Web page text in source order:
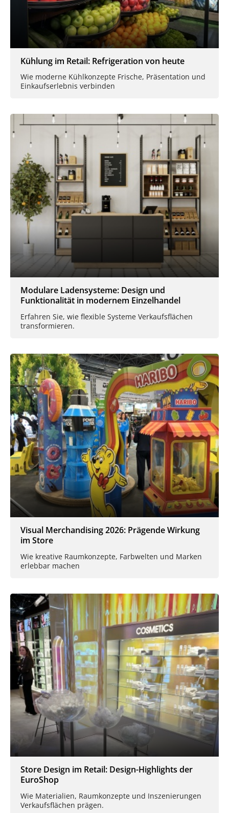
Kühlung im Retail: Refrigeration von heute
Wie moderne Kühlkonzepte Frische, Präsentation und
Einkaufserlebnis verbinden
Modulare Ladensysteme: Design und
Funktionalität in modernem Einzelhandel
Erfahren Sie, wie flexible Systeme Verkaufsflächen
transformieren.
Visual Merchandising 2026: Prägende Wirkung
im Store
Wie kreative Raumkonzepte, Farbwelten und Marken
erlebbar machen
Store Design im Retail: Design-Highlights der
EuroShop
Wie Materialien, Raumkonzepte und Inszenierungen
Verkaufsflächen prägen.